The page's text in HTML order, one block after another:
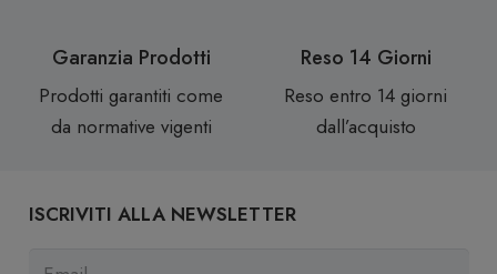
Garanzia Prodotti
Prodotti garantiti come
da normative vigenti
Reso 14 Giorni
Reso entro 14 giorni
dall’acquisto
ISCRIVITI ALLA NEWSLETTER